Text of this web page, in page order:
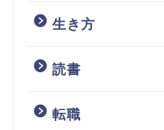
生き方
読書
転職